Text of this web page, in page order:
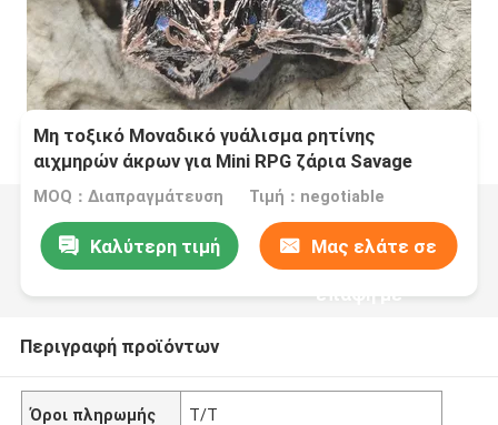
Μη τοξικό Μοναδικό γυάλισμα ρητίνης
αιχμηρών άκρων για Mini RPG ζάρια Savage
World
MOQ：Διαπραγμάτευση Τιμή：negotiable
Καλύτερη τιμή Μας ελάτε σε
επαφή με
Περιγραφή προϊόντων
Όροι πληρωμής T/T